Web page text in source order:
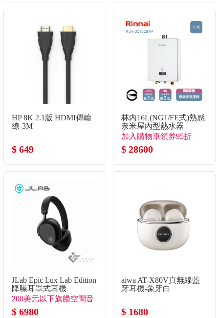
HP 8K 2.1版 HDMI傳輸
線-3M
$ 649
林內16L(NG1/FE式)熱感
奈米屋內型熱水器
加入購物車領券95折
↘(數量有限
$ 28600
JLab Epic Lux Lab Edition
降噪耳罩式耳機
200美元以下旗艦空間音
訊耳罩式
$ 6980
aiwa AT-X80V真無線藍
牙耳機-象牙白
$ 1680